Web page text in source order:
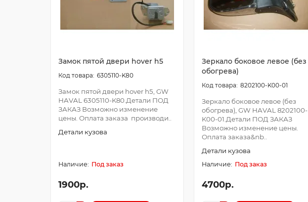
Замок пятой двери hover h5
6305110-K80
Замок пятой двери hover h5, GW
HAVAL 6305110-K80.Детали ПОД
ЗАКАЗ Возможно изменение
цены. Оплата заказа производи..
Детали кузова
Под заказ
1900р.
Зеркало боковое левое (без
обогрева)
8202100-K00-01
Зеркало боковое левое (без
обогрева), GW HAVAL 8202100-
K00-01.Детали ПОД ЗАКАЗ
Возможно изменение цены.
Оплата заказа&nb..
Детали кузова
Под заказ
4700р.